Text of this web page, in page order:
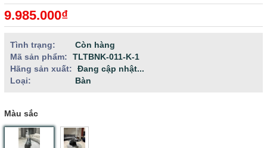
9.985.000₫
Tình trạng:
Còn hàng
Mã sản phẩm:
TLTBNK-011-K-1
Hãng sản xuất:
Đang cập nhật...
Loại:
Bàn
Màu sắc